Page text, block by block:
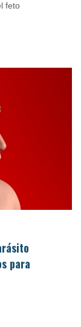
feto
para